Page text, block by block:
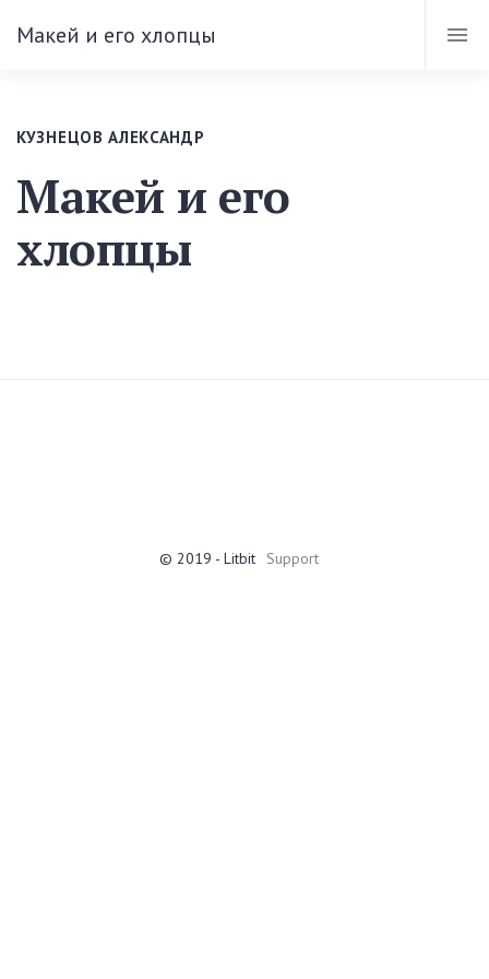
Макей и его хлопцы
КУЗНЕЦОВ АЛЕКСАНДР
Макей и его
хлопцы
© 2019 - Litbit Support